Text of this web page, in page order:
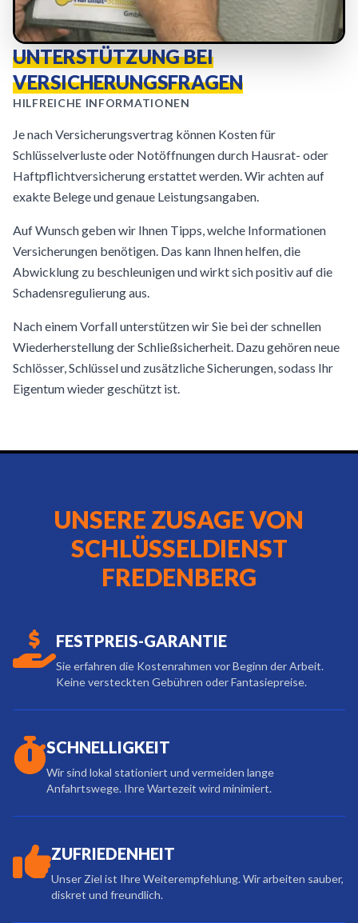
UNTERSTÜTZUNG BEI
VERSICHERUNGSFRAGEN
HILFREICHE INFORMATIONEN
Je nach Versicherungsvertrag können Kosten für
Schlüsselverluste oder Notöffnungen durch Hausrat- oder
Haftpflichtversicherung erstattet werden. Wir achten auf
exakte Belege und genaue Leistungsangaben.
Auf Wunsch geben wir Ihnen Tipps, welche Informationen
Versicherungen benötigen. Das kann Ihnen helfen, die
Abwicklung zu beschleunigen und wirkt sich positiv auf die
Schadensregulierung aus.
Nach einem Vorfall unterstützen wir Sie bei der schnellen
Wiederherstellung der Schließsicherheit. Dazu gehören neue
Schlösser, Schlüssel und zusätzliche Sicherungen, sodass Ihr
Eigentum wieder geschützt ist.
UNSERE ZUSAGE VON
SCHLÜSSELDIENST
FREDENBERG
FESTPREIS-GARANTIE
Sie erfahren die Kostenrahmen vor Beginn der Arbeit.
Keine versteckten Gebühren oder Fantasiepreise.
SCHNELLIGKEIT
Wir sind lokal stationiert und vermeiden lange
Anfahrtswege. Ihre Wartezeit wird minimiert.
ZUFRIEDENHEIT
Unser Ziel ist Ihre Weiterempfehlung. Wir arbeiten sauber,
diskret und freundlich.